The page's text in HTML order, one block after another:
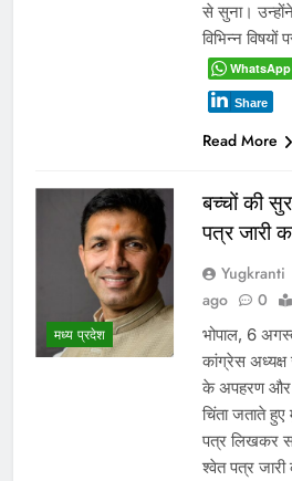
से सुना। उन्होंने
विभिन्न
WhatsApp
Share
Read More
मध्य प्रदेश
बच्चों की
पत्र जारी
Yugkranti
ago
0
भोपाल, 6
कांग्रेस अध्यक्ष
के अपहरण और
चिंता जताते हुए
पत्र लिखकर
श्वेत पत्र